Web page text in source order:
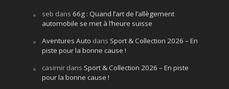
seb dans 66g : Quand l’art de l’allègement
automobile se met à l’heure suisse
Aventures Auto dans Sport & Collection 2026 – En
piste pour la bonne cause !
casimirdans Sport & Collection 2026 – En piste
pour la bonne cause !